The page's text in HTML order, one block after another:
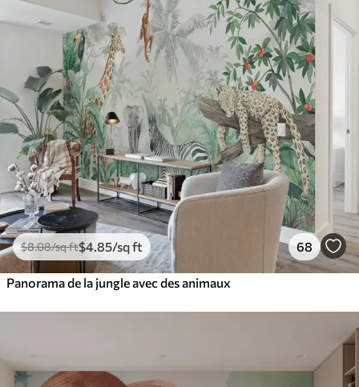
$8.08/sq ft$4 .85/sq ft 68
Panorama de la jungle avec des animaux